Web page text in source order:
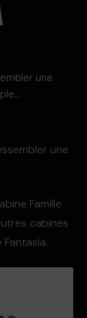
une
une
Famille
cabines